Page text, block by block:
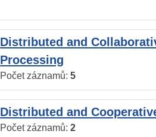
Distributed and
Processing
Počet záznamů: 5
Distributed and
Počet záznamů: 2